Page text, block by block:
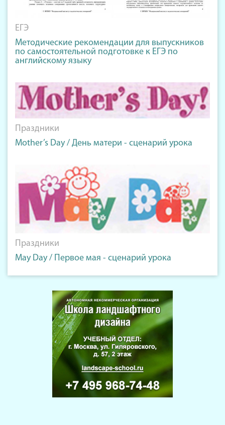
ЕГЭ
Методические рекомендации для выпускников
по самостоятельной подготовке к ЕГЭ по
английскому языку
Праздники
Mother’s Day / День матери - сценарий урока
Праздники
May Day / Первое мая - сценарий урока